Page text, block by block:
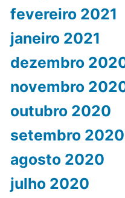
fevereiro 2021
janeiro 2021
dezembro
novembro
outubro 2020
setembro 2020
agosto 2020
julho 2020